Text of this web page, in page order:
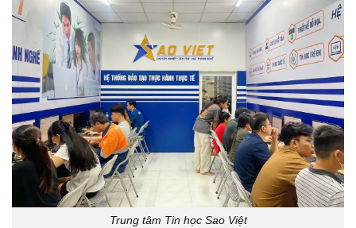
Trung tâm Tin học Sao Việt